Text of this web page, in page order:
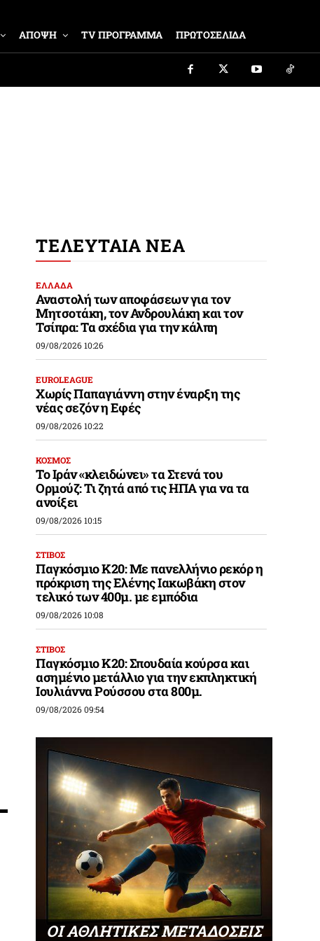
ΑΠΟΨΗ TV ΠΡΟΓΡΑΜΜΑ ΠΡΩΤΟΣΕΛΙΔΑ
ΤΕΛΕΥΤΑΙΑ ΝΕΑ
ΕΛΛΑΔΑ
Αναστολή των αποφάσεων για τον
Μητσοτάκη, τον Ανδρουλάκη και τον
Τσίπρα: Τα σχέδια για την κάλπη
09/08/2026 10:26
EUROLEAGUE
Χωρίς Παπαγιάννη στην έναρξη της
νέας σεζόν η Εφές
09/08/2026 10:22
ΚΟΣΜΟΣ
Το Ιράν «κλειδώνει» τα Στενά του
Ορμούζ: Τι ζητά από τις ΗΠΑ για να τα
ανοίξει
09/08/2026 10:15
ΣΤΙΒΟΣ
Παγκόσμιο Κ20: Με πανελλήνιο ρεκόρ η
πρόκριση της Ελένης Ιακωβάκη στον
τελικό των 400μ. με εμπόδια
09/08/2026 10:08
ΣΤΙΒΟΣ
Παγκόσμιο Κ20: Σπουδαία κούρσα και
ασημένιο μετάλλιο για την εκπληκτική
Ιουλιάννα Ρούσσου στα 800μ.
09/08/2026 09:54
ΟΙ ΑΘΛΗΤΙΚΕΣ ΜΕΤΑΔΟΣΕΙΣ